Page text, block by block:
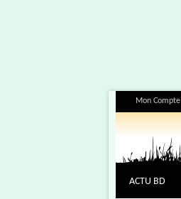
Mon Compte
ACTU BD